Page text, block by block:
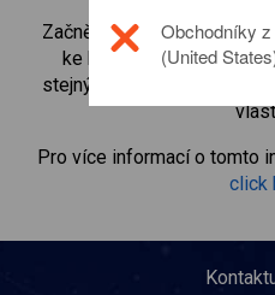
Začněte obchodovat CFD
ke kurzům v reálném
stejným způsobem, jako
Pro více informací o tomto
click
Obchodníky
(United